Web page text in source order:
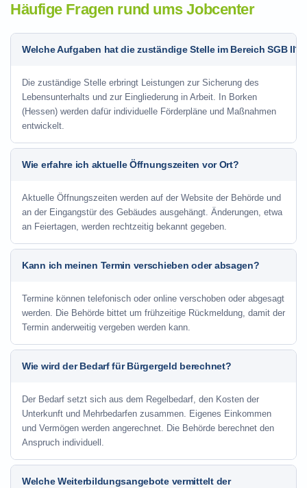
Häufige Fragen rund ums Jobcenter
Welche Aufgaben hat die zuständige Stelle im Bereich SGB II?
Die zuständige Stelle erbringt Leistungen zur Sicherung des
Lebensunterhalts und zur Eingliederung in Arbeit. In Borken
(Hessen) werden dafür individuelle Förderpläne und Maßnahmen
entwickelt.
Wie erfahre ich aktuelle Öffnungszeiten vor Ort?
Aktuelle Öffnungszeiten werden auf der Website der Behörde und
an der Eingangstür des Gebäudes ausgehängt. Änderungen, etwa
an Feiertagen, werden rechtzeitig bekannt gegeben.
Kann ich meinen Termin verschieben oder absagen?
Termine können telefonisch oder online verschoben oder abgesagt
werden. Die Behörde bittet um frühzeitige Rückmeldung, damit der
Termin anderweitig vergeben werden kann.
Wie wird der Bedarf für Bürgergeld berechnet?
Der Bedarf setzt sich aus dem Regelbedarf, den Kosten der
Unterkunft und Mehrbedarfen zusammen. Eigenes Einkommen
und Vermögen werden angerechnet. Die Behörde berechnet den
Anspruch individuell.
Welche Weiterbildungsangebote vermittelt der